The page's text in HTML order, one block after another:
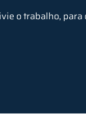
o trabalho,